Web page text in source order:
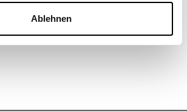
Ablehnen